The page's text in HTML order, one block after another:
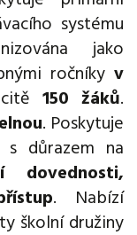
systému
jako
ročníky v
150 žáků.
. Poskytuje
s důrazem na
dovednosti,
. Nabízí
školní družiny